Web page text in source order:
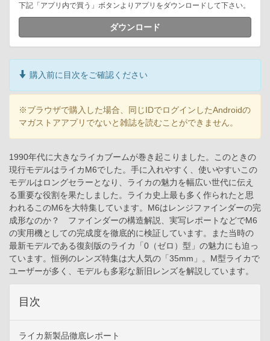
下記「アプリ内で買う」ボタンよりアプリをダウンロードして下さい。
ダウンロード
購入前に目次をご確認ください
※ブラウザで購入した場合、同じIDでログインしたAndroidの
マガストアアプリでないと雑誌を読むことができません。
1990年代に大きなライカブームが巻き起こりました。このときの
現行モデルはライカM6でした。手に入れやすく、使いやすいこの
モデルはロングセラーとなり、ライカの魅力を幅広い世代に伝え
る重要な役割を果たしました。ライカ史上最も多く作られたと思
われるこのM6を大特集しています。M6はレンジファインダーの完
成形なのか？ ファインダーの構造解説、実写レポートなどでM6
の実用機としての完成度を徹底的に検証しています。また当時の
最新モデルである復刻版のライカ「0（ゼロ）型」の魅力にも迫っ
ています。恒例のレンズ特集は大人気の「35mm」。M型ライカで
ユーザーが多く、モデルも多彩な新旧レンズを解説しています。
目次
ライカ新製品徹底レポート